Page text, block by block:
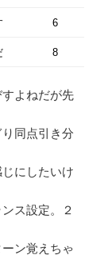
6
8
よねだが先
同点引き分
にしたいけ
ス設定。２
ン覚えちゃ